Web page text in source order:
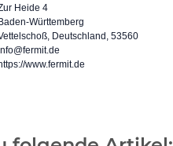
Heide 4
Württemberg
Deutschland, 53560
www.fermit.de